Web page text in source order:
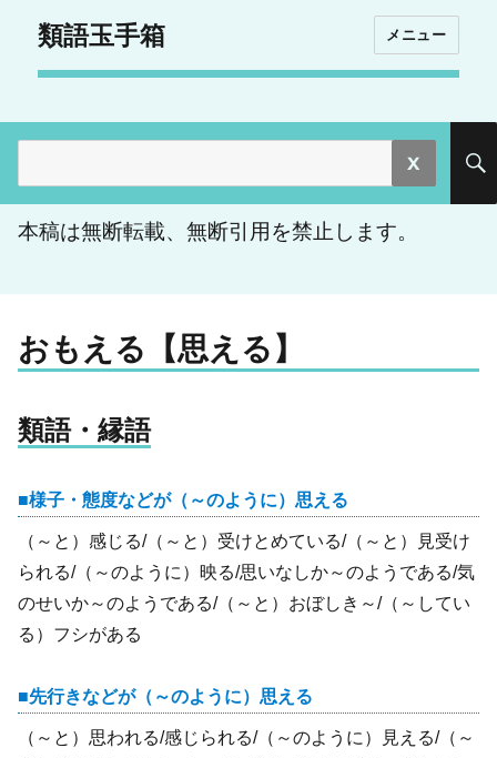
類語玉手箱 メニュー
索:
本稿は無断転載、無断引用を禁止します。
おもえる【思える】
類語・縁語
様子・態度などが（～のように）思える
（～と）感じる/（～と）受けとめている/（～と）見受け
られる/（～のように）映る/思いなしか～のようである/気
のせいか～のようである/（～と）おぼしき～/（～してい
る）フシがある
先行きなどが（～のように）思える
（～と）思われる/感じられる/（～のように）見える/（～